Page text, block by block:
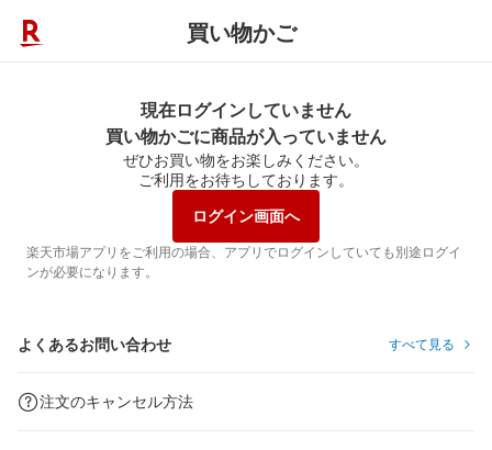
買い物かご
現在ログインしていません
買い物かごに商品が入っていません
ぜひお買い物をお楽しみください。
ご利用をお待ちしております。
ログイン画面へ
楽天市場アプリをご利用の場合、アプリでログインしていても別途ログイ
ンが必要になります。
よくあるお問い合わせ すべて見る
注文のキャンセル方法